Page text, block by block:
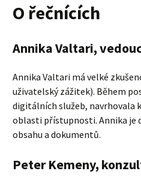
O řečnících
Annika Valtari,
Annika Valtari má velké
uživatelský zážitek). Během
digitálních služeb, navrhovala
oblasti přístupnosti. Annika je
obsahu a dokumentů.
Peter Kemeny,